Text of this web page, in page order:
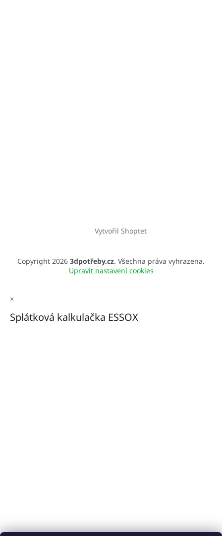
Vytvořil Shoptet
Copyright 2026 3dpotřeby.cz. Všechna práva vyhrazena.
Upravit nastavení cookies
×
Splátková kalkulačka ESSOX